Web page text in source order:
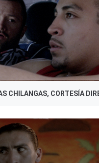
CHILANGAS, CORTESÍA